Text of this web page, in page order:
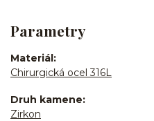
Parametry
Materiál
Chirurgická ocel 316L
Druh kamene
Zirkon